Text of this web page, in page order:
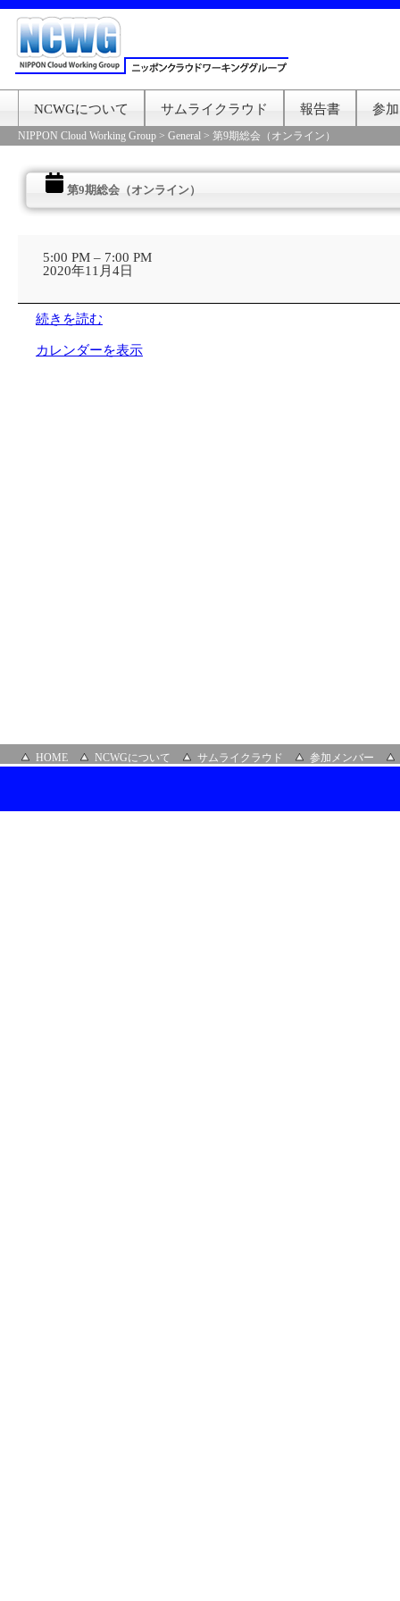
NCWGについて サムライクラウド 報告書 参
NIPPON Cloud Working Group > General > 第9期総会（オンライン）
第9期総会（オンライン）
（オ
5:00 PM – 7:00 PM
2020年11月4日
続きを読む
カレンダーを表示
HOME NCWGについて サムライクラウド 参加メンバー